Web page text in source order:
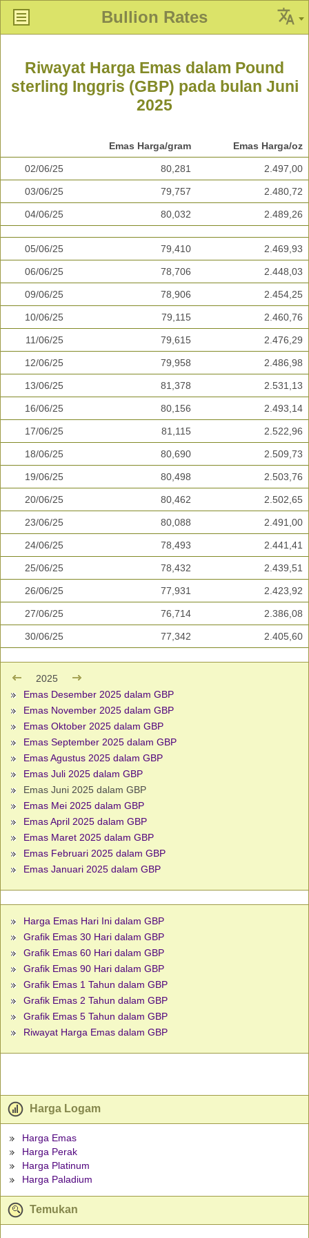
Bullion Rates
Riwayat Harga Emas dalam Pound
sterling Inggris (GBP) pada bulan Juni
2025
Emas Harga/gram Emas Harga/oz
02/06/25 80,281 2.497,00
03/06/25 79,757 2.480,72
04/06/25 80,032 2.489,26
05/06/25 79,410 2.469,93
06/06/25 78,706 2.448,03
09/06/25 78,906 2.454,25
10/06/25 79,115 2.460,76
11/06/25 79,615 2.476,29
12/06/25 79,958 2.486,98
13/06/25 81,378 2.531,13
16/06/25 80,156 2.493,14
17/06/25 81,115 2.522,96
18/06/25 80,690 2.509,73
19/06/25 80,498 2.503,76
20/06/25 80,462 2.502,65
23/06/25 80,088 2.491,00
24/06/25 78,493 2.441,41
25/06/25 78,432 2.439,51
26/06/25 77,931 2.423,92
27/06/25 76,714 2.386,08
30/06/25 77,342 2.405,60
2025
Emas Desember 2025 dalam GBP
Emas November 2025 dalam GBP
Emas Oktober 2025 dalam GBP
Emas September 2025 dalam GBP
Emas Agustus 2025 dalam GBP
Emas Juli 2025 dalam GBP
Emas Juni 2025 dalam GBP
Emas Mei 2025 dalam GBP
Emas April 2025 dalam GBP
Emas Maret 2025 dalam GBP
Emas Februari 2025 dalam GBP
Emas Januari 2025 dalam GBP
Harga Emas Hari Ini dalam GBP
Grafik Emas 30 Hari dalam GBP
Grafik Emas 60 Hari dalam GBP
Grafik Emas 90 Hari dalam GBP
Grafik Emas 1 Tahun dalam GBP
Grafik Emas 2 Tahun dalam GBP
Grafik Emas 5 Tahun dalam GBP
Riwayat Harga Emas dalam GBP
Harga Logam
Harga Emas
Harga Perak
Harga Platinum
Harga Paladium
Temukan